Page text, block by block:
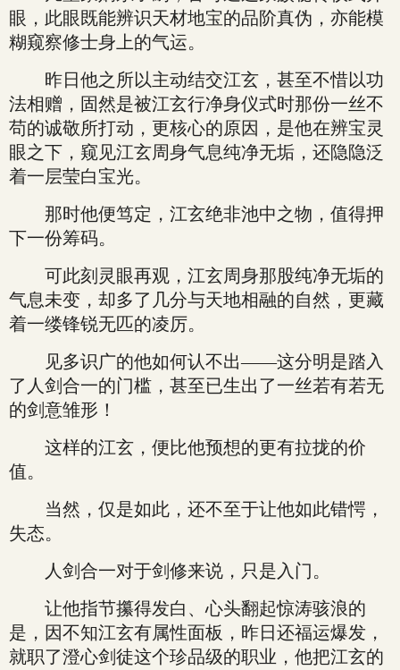
眼，此眼既能辨识天材地宝的品阶真伪，亦能模
糊窥察修士身上的气运。
昨日他之所以主动结交江玄，甚至不惜以功
法相赠，固然是被江玄行净身仪式时那份一丝不
苟的诚敬所打动，更核心的原因，是他在辨宝灵
眼之下，窥见江玄周身气息纯净无垢，还隐隐泛
着一层莹白宝光。
那时他便笃定，江玄绝非池中之物，值得押
下一份筹码。
可此刻灵眼再观，江玄周身那股纯净无垢的
气息未变，却多了几分与天地相融的自然，更藏
着一缕锋锐无匹的凌厉。
见多识广的他如何认不出——这分明是踏入
了人剑合一的门槛，甚至已生出了一丝若有若无
的剑意雏形！
这样的江玄，便比他预想的更有拉拢的价
值。
当然，仅是如此，还不至于让他如此错愕，
失态。
人剑合一对于剑修来说，只是入门。
让他指节攥得发白、心头翻起惊涛骇浪的
是，因不知江玄有属性面板，昨日还福运爆发，
就职了澄心剑徒这个珍品级的职业，他把江玄的